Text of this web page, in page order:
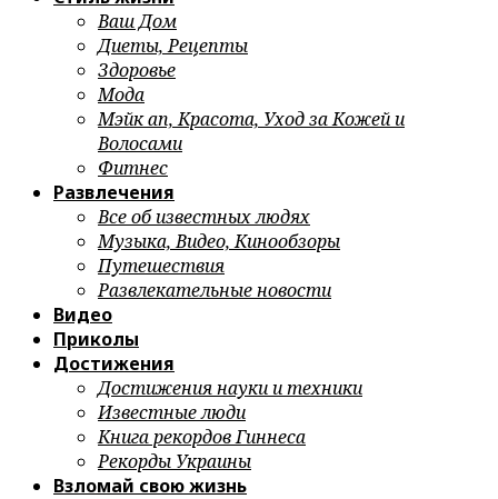
Ваш Дом
Диеты, Рецепты
Здоровье
Мода
Мэйк ап, Красота, Уход за Кожей и
Волосами
Фитнес
Развлечения
Все об известных людях
Музыка, Видео, Кинообзоры
Путешествия
Развлекательные новости
Видео
Приколы
Достижения
Достижения науки и техники
Известные люди
Книга рекордов Гиннеса
Рекорды Украины
Взломай свою жизнь